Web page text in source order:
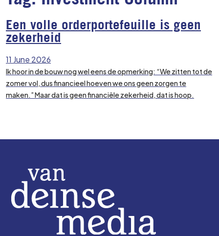
Een volle orderportefeuille is geen
zekerheid
11 June 2026
Ik hoor in de bouw nog wel eens de opmerking: “We zitten tot de
zomer vol, dus financieel hoeven we ons geen zorgen te
maken.” Maar dat is geen financiële zekerheid, dat is hoop.